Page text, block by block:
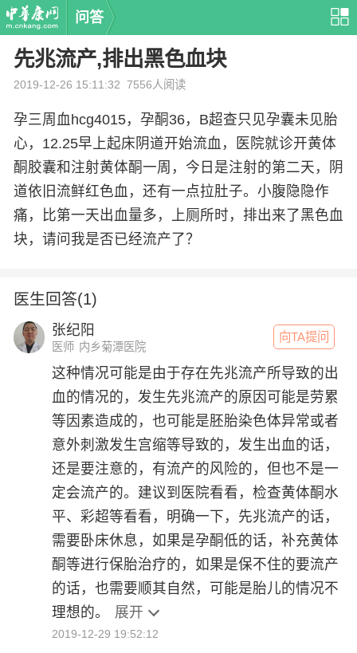
问答
先兆流产,排出黑色血块
2019-12-26 15:11:32 7556人阅读
孕三周血hcg4015，孕酮36，B超查只见孕囊未见胎
心，12.25早上起床阴道开始流血，医院就诊开黄体
酮胶囊和注射黄体酮一周，今日是注射的第二天，阴
道依旧流鲜红色血，还有一点拉肚子。小腹隐隐作
痛，比第一天出血量多，上厕所时，排出来了黑色血
块，请问我是否已经流产了？
医生回答(1)
向TA提问
张纪阳
医师 内乡菊潭医院
这种情况可能是由于存在先兆流产所导致的出
血的情况的，发生先兆流产的原因可能是劳累
等因素造成的，也可能是胚胎染色体异常或者
意外刺激发生宫缩等导致的，发生出血的话，
还是要注意的，有流产的风险的，但也不是一
定会流产的。建议到医院看看，检查黄体酮水
平、彩超等看看，明确一下，先兆流产的话，
需要卧床休息，如果是孕酮低的话，补充黄体
酮等进行保胎治疗的，如果是保不住的要流产
的话，也需要顺其自然，可能是胎儿的情况不
理想的。
展开
2019-12-29 19:52:12